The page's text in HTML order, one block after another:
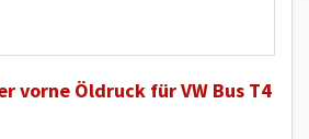
vorne Öldruck für VW Bus T4